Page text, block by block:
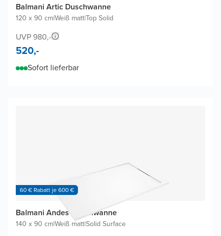
Balmani Artic Duschwanne
120 x 90 cm|Weiß matt|Top Solid
UVP 980,-
520,-
Sofort lieferbar
60 € Rabatt je 600 €
Balmani Andes Duschwanne
140 x 90 cm|Weiß matt|Solid Surface